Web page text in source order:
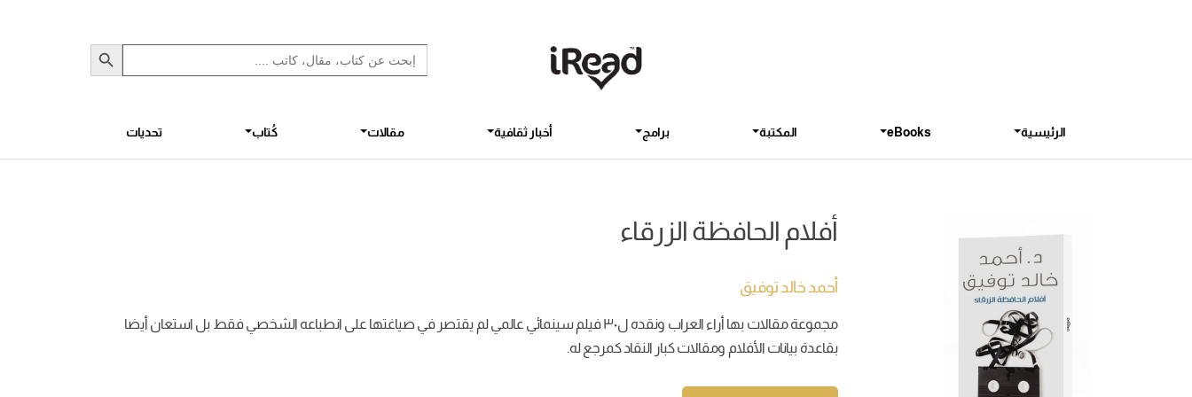
Search
for:
Search Button
الرئيسية eBooks المكتبة برامج أخبار ثقافية مقالات كُتاب تحديات
أفلام الحافظة الزرقاء
أحمد خالد توفيق
مجموعة مقالات بها أراء العراب ونقده ل٣٠ فيلم سينمائي عالمي لم يقتصر في صياغتها على انطباعه الشخصي فقط بل استعان أيضا
بقاعدة بيانات الأفلام ومقالات كبار النقاد كمرجع له.